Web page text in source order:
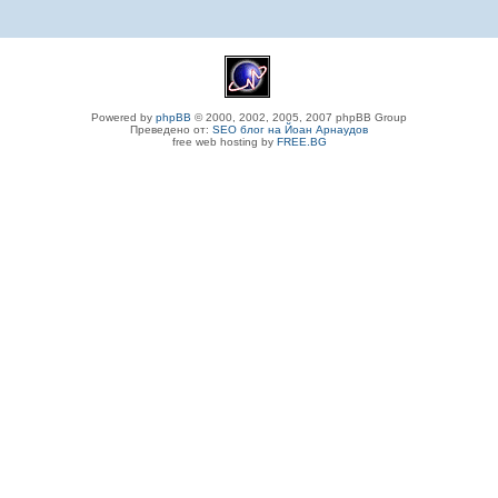
Powered by phpBB © 2000, 2002, 2005, 2007 phpBB Group
Преведено от: SEO блог на Йоан Арнаудов
free web hosting by FREE.BG